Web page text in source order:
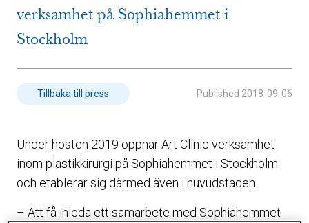
verksamhet på Sophiahemmet i
Stockholm
Tillbaka till press Published 2018-09-06
Under hösten 2019 öppnar Art Clinic verksamhet
inom plastikkirurgi på Sophiahemmet i Stockholm
och etablerar sig därmed även i huvudstaden.
– Att få inleda ett samarbete med Sophiahemmet